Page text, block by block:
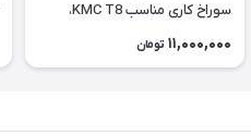
سوراخ کاری مناسب KMC T8،
هایلوکس و کلوت
11,000,000 تومان